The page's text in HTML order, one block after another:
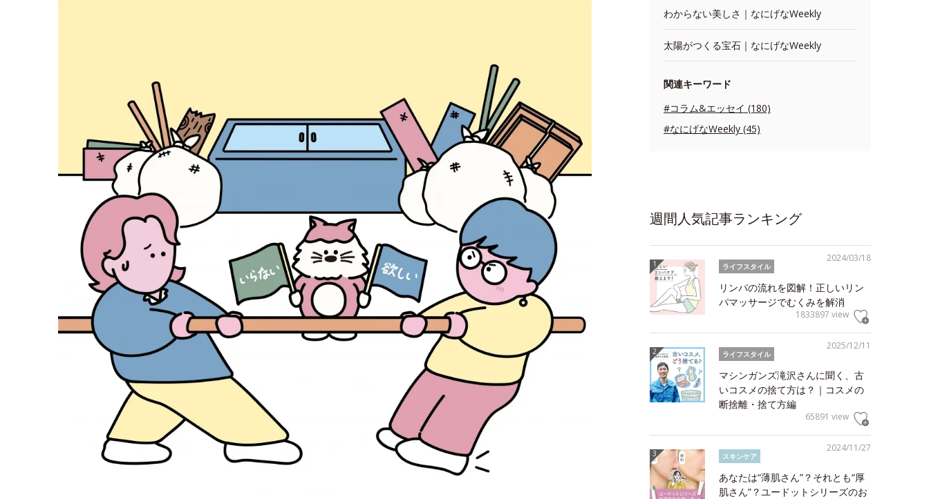
わからない美しさ｜なにげなWeekly
太陽がつくる宝石｜なにげなWeekly
関連キーワード
#コラム&エッセイ (180)
#なにげなWeekly (45)
週間人気記事ランキング
2024/03/18
ライフスタイル
リンパの流れを図解！正しいリン
パマッサージでむくみを解消
1833897 view
2025/12/11
ライフスタイル
マシンガンズ滝沢さんに聞く、古
いコスメの捨て方は？｜コスメの
断捨離・捨て方編
65891 view
2024/11/27
スキンケア
あなたは“薄肌さん”？それとも“厚
肌さん”？ユードットシリーズのお